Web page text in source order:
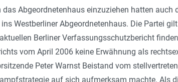
das Abgeordnetenhaus einzuziehen hatten
ins Westberliner Abgeordnetenhaus. Die Partei
Berliner Verfassungsschutzbericht
vom April 2006 keine Erwähnung als
Peter Warnst Beistand vom
auf sich aufmerksam machte. Als